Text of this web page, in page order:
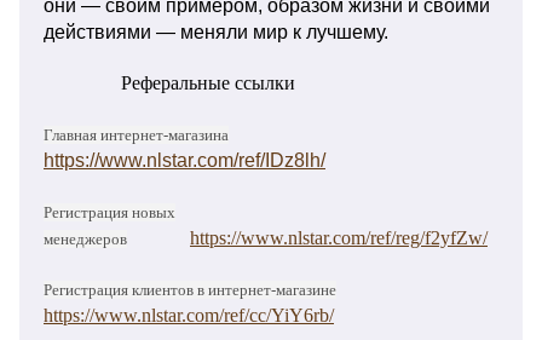
они — своим примером, образом жизни и своими
действиями — меняли мир к лучшему.
Реферальные ссылки
Главная интернет-магазина
https://www.nlstar.com/ref/IDz8lh/
Регистрация новых
менеджеров
https://www.nlstar.com/ref/reg/f2yfZw/
Регистрация клиентов в интернет-магазине
https://www.nlstar.com/ref/cc/YiY6rb/